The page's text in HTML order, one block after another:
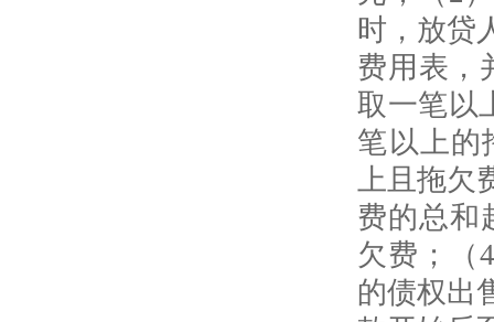
时，放贷
费用表，
取一笔以
笔以上的
上且拖
费的总和
欠费；（4
的债权出